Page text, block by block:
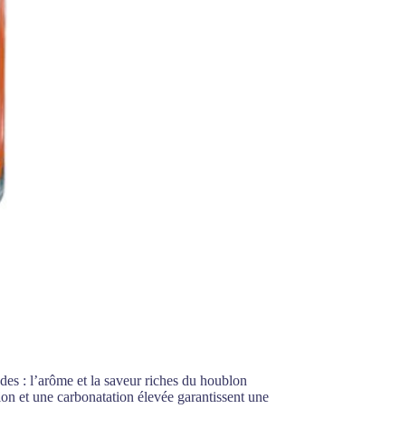
: l’arôme et la saveur riches du houblon
et une carbonatation élevée garantissent une